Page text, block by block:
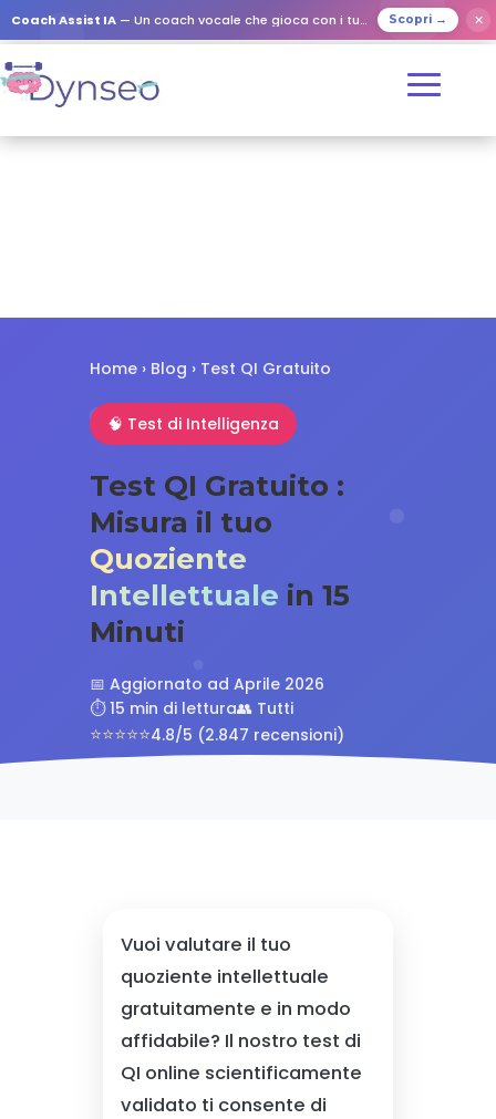
Coach Assist IA — Un coach vocale che gioca con i tuoi cari Scopri → ✕
Home› Blog › Test QI Gratuito
🧠 Test di Intelligenza
Test QI Gratuito :
Misura il tuo
Quoziente
Intellettuale in 15
Minuti
📅 Aggiornato ad Aprile 2026
⏱️ 15 min di lettura👥 Tutti
⭐⭐⭐⭐⭐4.8/5 (2.847 recensioni)
Vuoi valutare il tuo
quoziente intellettuale
gratuitamente e in modo
affidabile? Il nostro test di
QI online scientificamente
validato ti consente di